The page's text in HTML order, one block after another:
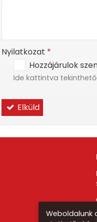
Nyilatkozat *
Hozzájárulok
Ide kattintva
Elküld
Weboldalunk